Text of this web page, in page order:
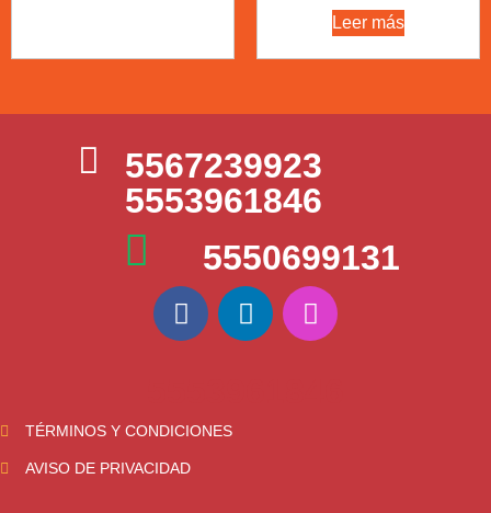
Leer más
5567239923
5553961846
5550699131
TÉRMINOS Y CONDICIONES
AVISO DE PRIVACIDAD